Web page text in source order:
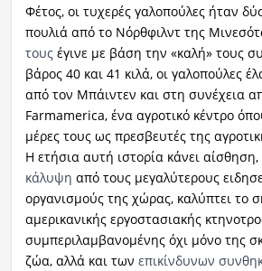
Φέτος, οι τυχερές γαλοπούλες ήταν
πουλιά από το Νόρθφιλντ της
τουςέγινε με βάση την «καλή» τους
βάρος 40 και 41 κιλά, οι γαλοπούλες
από τον Μπάιντεν και στη συνέχεια
Farmamerica, ένα αγροτικό κέντρο
μέρες τους ως πρεσβευτές της
Η ετήσια αυτή ιστορία κάνει αίσθηση,
κάλυψη από τους μεγαλύτερους
οργανισμούς της χώρας, καλύπτει το
αμερικανικής εργοστασιακής
συμπεριλαμβανομένης όχι μόνο της
ζώα, αλλά και των επικίνδυνων